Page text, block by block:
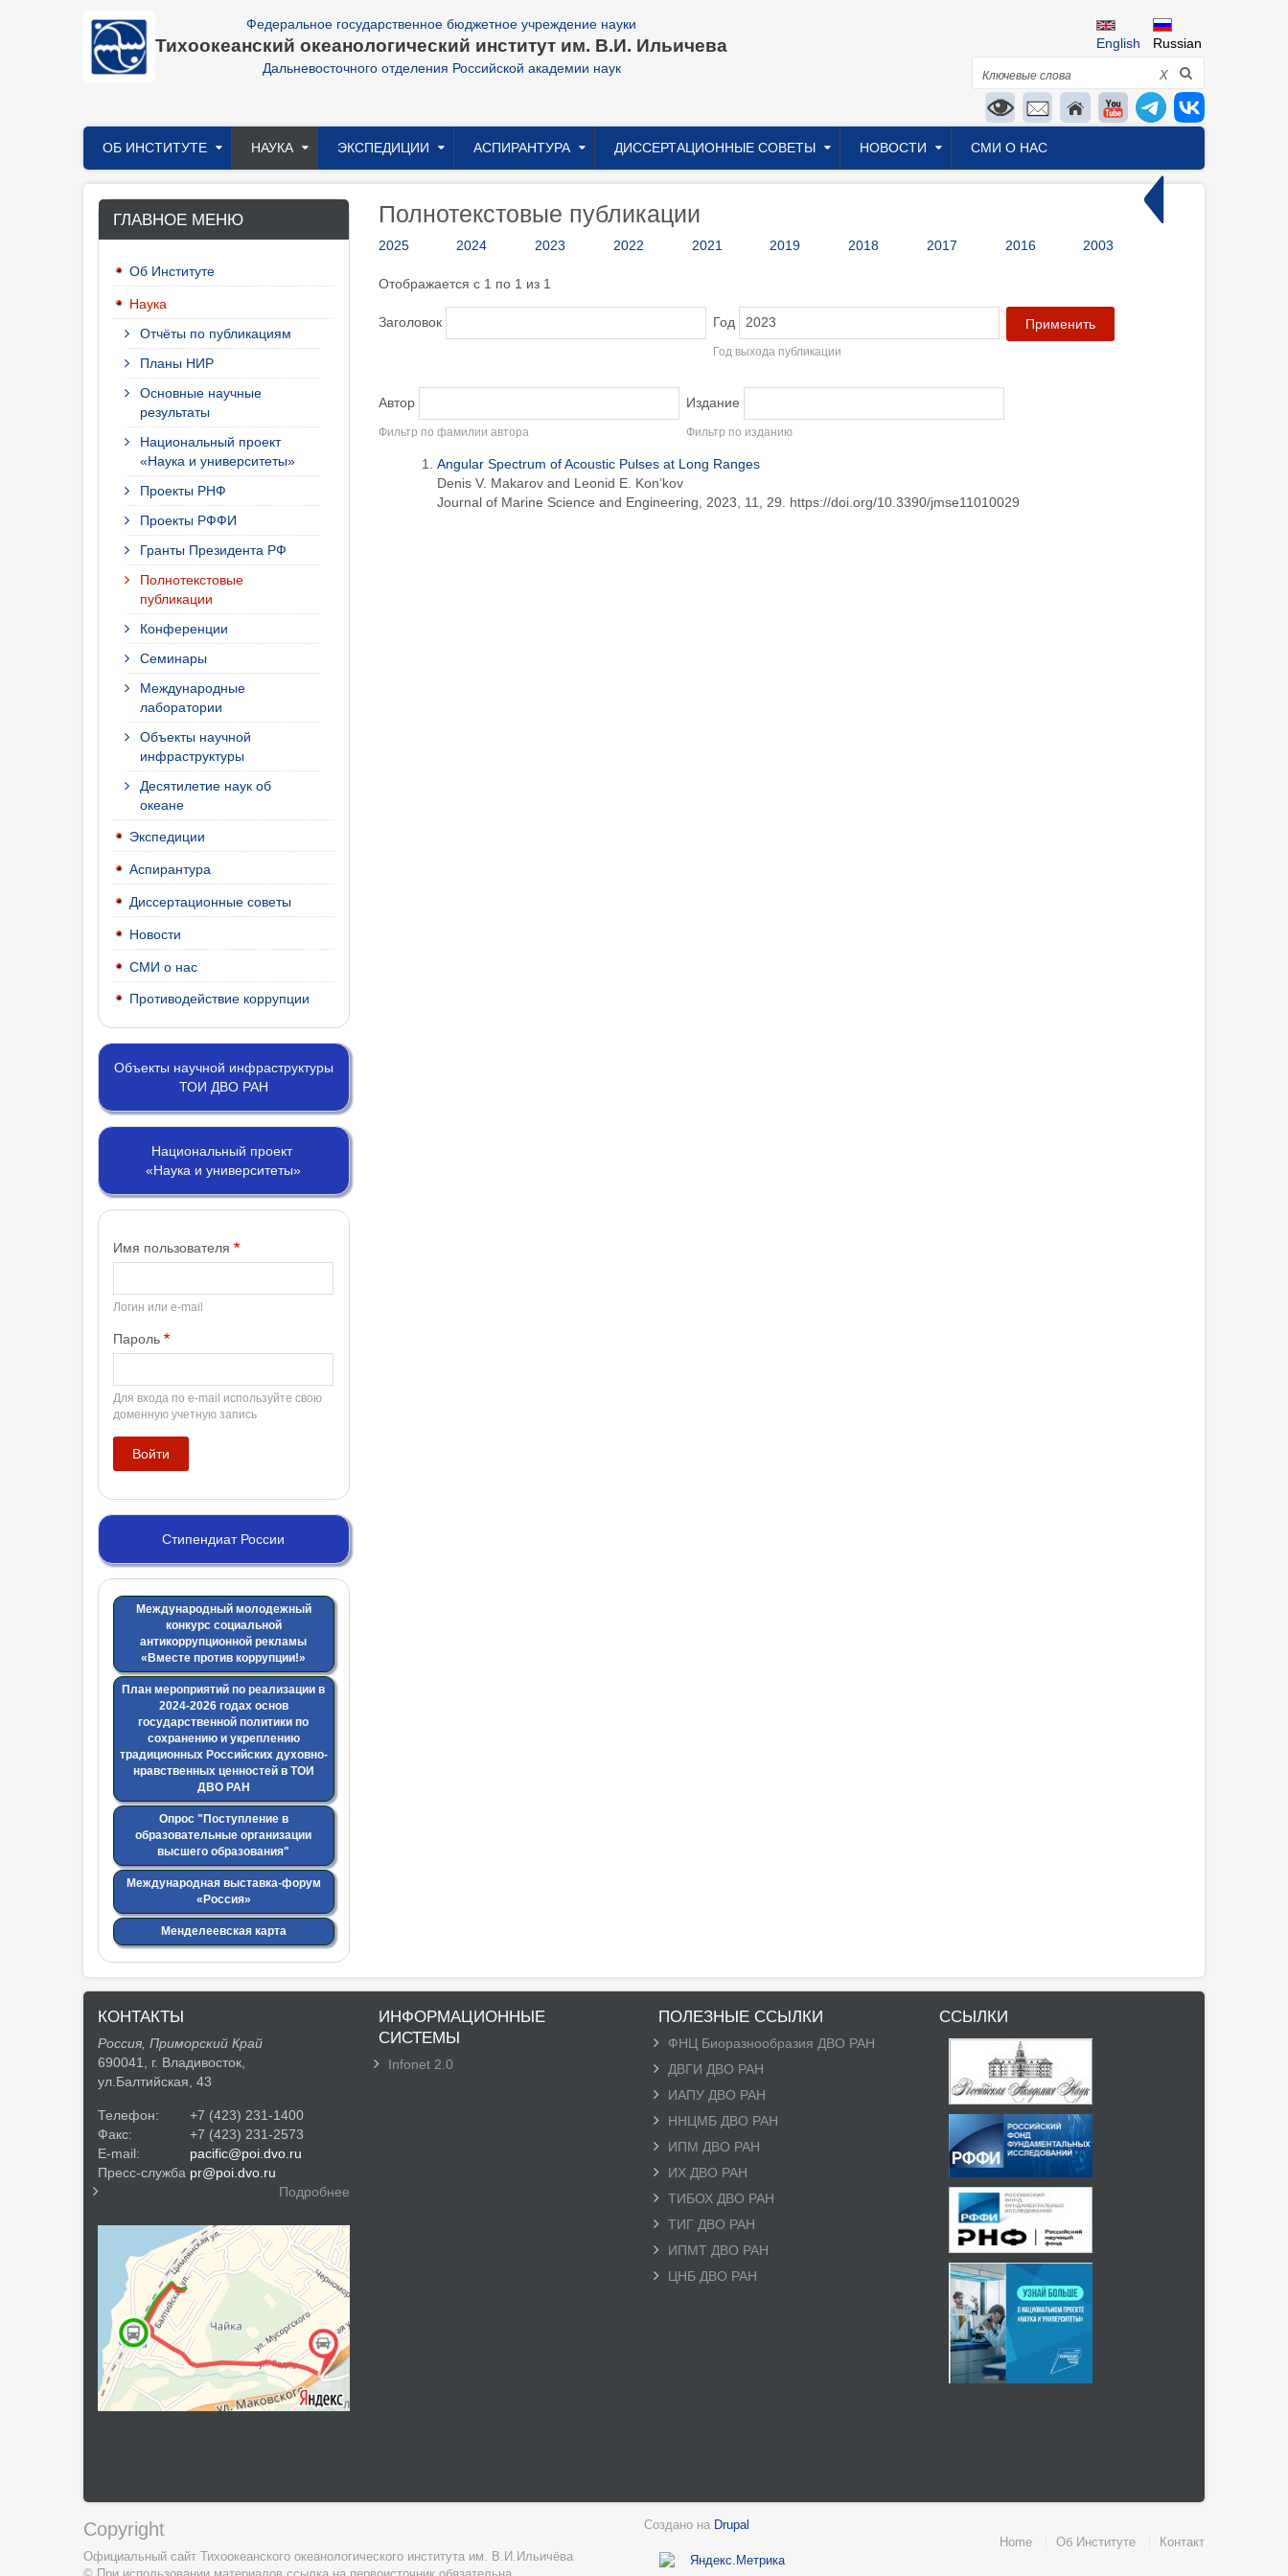
Федеральное государственное бюджетное учреждение науки
Тихоокеанский океанологический институт им. В.И. Ильичева
Дальневосточного отделения Российской академии наук
Russian
English
Поиск X
Главное
меню
ОБ ИНСТИТУТЕ НАУКА ЭКСПЕДИЦИИ АСПИРАНТУРА ДИССЕРТАЦИОННЫЕ СОВЕТЫ НОВОСТИ СМИ О НАС
ГЛАВНОЕ МЕНЮ
Об Институте
Наука
Отчёты по публикациям
Планы НИР
Основные научные
результаты
Национальный проект
«Наука и университеты»
Проекты РНФ
Проекты РФФИ
Гранты Президента РФ
Полнотекстовые
публикации
Конференции
Семинары
Международные
лаборатории
Объекты научной
инфраструктуры
Десятилетие наук об
океане
Экспедиции
Аспирантура
Диссертационные советы
Новости
СМИ о нас
Противодействие коррупции
Объекты научной инфраструктуры
ТОИ ДВО РАН
Национальный проект
«Наука и университеты»
Имя пользователя
Логин или e-mail
Пароль
Для входа по e-mail используйте свою
доменную учетную запись
Стипендиат России
Международный молодежный
конкурс социальной
антикоррупционной рекламы
«Вместе против коррупции!»
План мероприятий по реализации в
2024-2026 годах основ
государственной политики по
сохранению и укреплению
традиционных Российских духовно-
нравственных ценностей в ТОИ
ДВО РАН
Опрос "Поступление в
образовательные организации
высшего образования"
Международная выставка-форум
«Россия»
Менделеевская карта
Полнотекстовые публикации
2025 2024 2023 2022 2021 2019 2018 2017 2016 2003
Отображается с 1 по 1 из 1
Заголовок Год
Год выхода публикации
Автор
Фильтр по фамилии автора
Издание
Фильтр по изданию
Angular Spectrum of Acoustic Pulses at Long Ranges
Denis V. Makarov and Leonid E. Kon’kov
Journal of Marine Science and Engineering, 2023, 11, 29. https://doi.org/10.3390/jmse11010029
КОНТАКТЫ
Россия, Приморский Край
690041, г. Владивосток,
ул.Балтийская, 43
Телефон:
+7 (423) 231-1400
Факс:
+7 (423) 231-2573
E-mail:
pacific@poi.dvo.ru
Пресс-служба pr@poi.dvo.ru
Подробнее
ИНФОРМАЦИОННЫЕ
СИСТЕМЫ
Infonet 2.0
ПОЛЕЗНЫЕ ССЫЛКИ
ФНЦ Биоразнообразия ДВО РАН
ДВГИ ДВО РАН
ИАПУ ДВО РАН
ННЦМБ ДВО РАН
ИПМ ДВО РАН
ИХ ДВО РАН
ТИБОХ ДВО РАН
ТИГ ДВО РАН
ИПМТ ДВО РАН
ЦНБ ДВО РАН
ССЫЛКИ
Copyright
Официальный сайт Тихоокеанского океанологического института им. В.И.Ильичёва
Создано на Drupal
колонтитул
Home Об Институте Контакт